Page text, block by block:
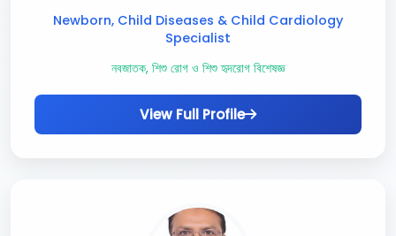
Newborn, Child Diseases & Child Cardiology
Specialist
নবজাতক, শিশু রোগ ও শিশু হৃদরোগ বিশেষজ্ঞ
View Full Profile